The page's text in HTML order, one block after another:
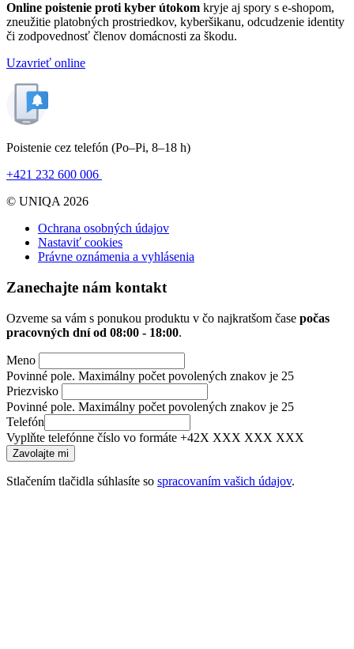
Online poistenie proti kyber útokom kryje aj spory s e-shopom,
zneužitie platobných prostriedkov, kyberšikanu, odcudzenie identity
či zodpovednosť členov domácnosti za škodu.
Uzavrieť online
Poistenie cez telefón (Po–Pi, 8–18 h)
+421 232 600 006
© UNIQA 2026
Ochrana osobných údajov
Nastaviť cookies
Právne oznámenia a vyhlásenia
Zanechajte nám kontakt
Ozveme sa vám s ponukou produktu v čo najkratšom čase počas
pracovných dní od 08:00 - 18:00.
Meno
Povinné pole. Maximálny počet povolených znakov je 25
Priezvisko
Povinné pole. Maximálny počet povolených znakov je 25
Telefón
Vyplňte telefónne číslo vo formáte +42X XXX XXX XXX
Stlačením tlačidla súhlasíte so spracovaním vašich údajov.